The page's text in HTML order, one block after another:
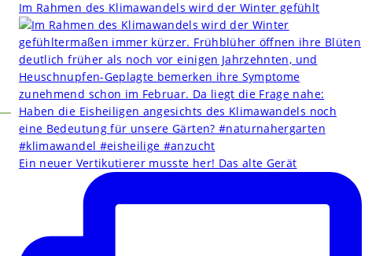
Im Rahmen des Klimawandels wird der Winter gefühlt
Ein neuer Vertikutierer musste her! Das alte Gerät